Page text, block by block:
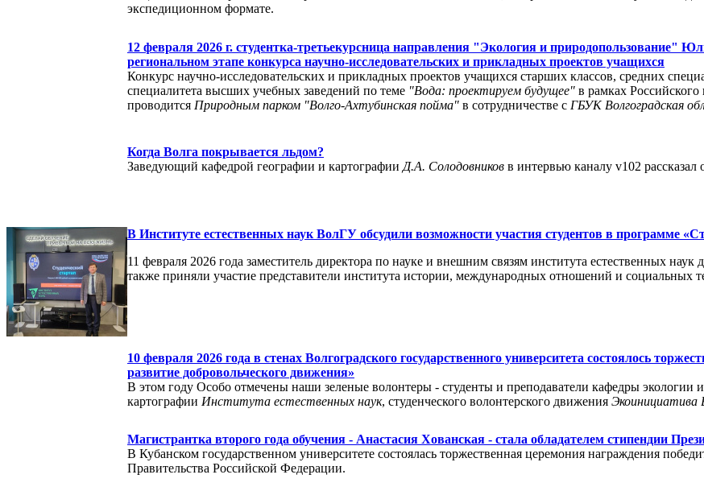
экспедиционном формате.
12 февраля 2026 г. студентка-третьекурсница направления "Экология и природопользование"
региональном этапе конкурса научно-исследовательских и прикладных проектов учащихся
Конкурс научно-исследовательских и прикладных проектов учащихся старших классов, средних
специалитета высших учебных заведений по теме "Вода: проектируем будущее" в рамках
проводится Природным парком "Волго-Ахтубинская пойма" в сотрудничестве с ГБУК Волгоградская
Когда Волга покрывается льдом?
Заведующий кафедрой географии и картографии Д.А. Солодовников в интервью каналу v102 рассказал
В Институте естественных наук ВолГУ обсудили возможности участия студентов в программе
11 февраля 2026 года заместитель директора по науке и внешним связям института естественных наук
также приняли участие представители института истории, международных отношений и социальных
10 февраля 2026 года в стенах Волгоградского государственного университета состоялось
развитие добровольческого движения»
В этом году Особо отмечены наши зеленые волонтеры - студенты и преподаватели кафедры экологии
картографии Института естественных наук, студенческого волонтерского движения Экоинициатива
Магистрантка второго года обучения - Анастасия Хованская - стала обладателем стипендии
В Кубанском государственном университете состоялась торжественная церемония награждения
Правительства Российской Федерации.